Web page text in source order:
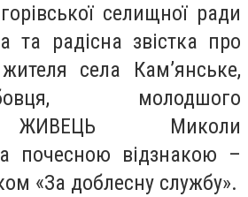
селищної ради
та радісна звістка про
села Камʼянське,
молодшого
ЖИВЕЦЬ Миколи
почесною відзнакою –
«За доблесну службу».